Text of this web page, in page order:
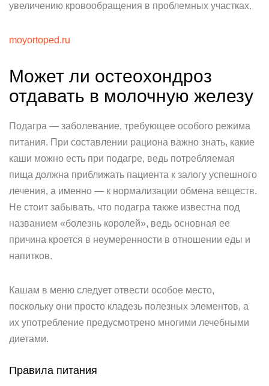
увеличению кровообращения в проблемных участках.
moyortoped.ru
Может ли остеохондроз
отдавать в молочную железу
Подагра — заболевание, требующее особого режима
питания. При составлении рациона важно знать, какие
каши можно есть при подагре, ведь потребляемая
пища должна приближать пациента к залогу успешного
лечения, а именно — к нормализации обмена веществ.
Не стоит забывать, что подагра также известна под
названием «болезнь королей», ведь основная ее
причина кроется в неумеренности в отношении еды и
напитков.
Кашам в меню следует отвести особое место,
поскольку они просто кладезь полезных элементов, а
их употребление предусмотрено многими лечебными
диетами.
Правила питания